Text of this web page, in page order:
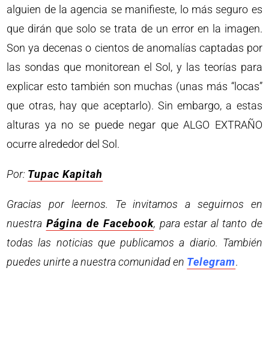
alguien de la agencia se manifieste, lo más seguro es
que dirán que solo se trata de un error en la imagen.
Son ya decenas o cientos de anomalías captadas por
las sondas que monitorean el Sol, y las teorías para
explicar esto también son muchas (unas más “locas”
que otras, hay que aceptarlo). Sin embargo, a estas
alturas ya no se puede negar que ALGO EXTRAÑO
ocurre alrededor del Sol.
Por: Tupac Kapitah
Gracias por leernos. Te invitamos a seguirnos en
nuestra Página de Facebook, para estar al tanto de
todas las noticias que publicamos a diario. También
puedes unirte a nuestra comunidad en Telegram.